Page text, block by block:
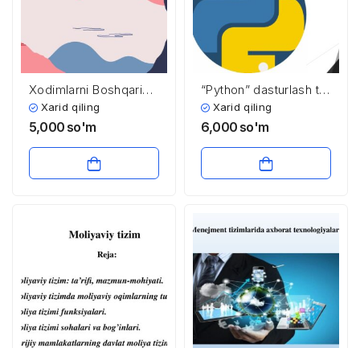
Xodimlarni Boshqarish
Tizimida Mehnatga
Haq To’lashning O’rni
Xarid qiling
5,000 so'm
“Python” dasturlash tili
va uning asosiy
elementlari
Xarid qiling
6,000 so'm